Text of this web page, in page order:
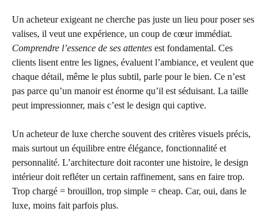
Un acheteur exigeant ne cherche pas juste un lieu pour poser ses
valises, il veut une expérience, un coup de cœur immédiat.
Comprendre l’essence de ses attentes est fondamental. Ces
clients lisent entre les lignes, évaluent l’ambiance, et veulent que
chaque détail, même le plus subtil, parle pour le bien. Ce n’est
pas parce qu’un manoir est énorme qu’il est séduisant. La taille
peut impressionner, mais c’est le design qui captive.
Un acheteur de luxe cherche souvent des critères visuels précis,
mais surtout un équilibre entre élégance, fonctionnalité et
personnalité. L’architecture doit raconter une histoire, le design
intérieur doit refléter un certain raffinement, sans en faire trop.
Trop chargé = brouillon, trop simple = cheap. Car, oui, dans le
luxe, moins fait parfois plus.